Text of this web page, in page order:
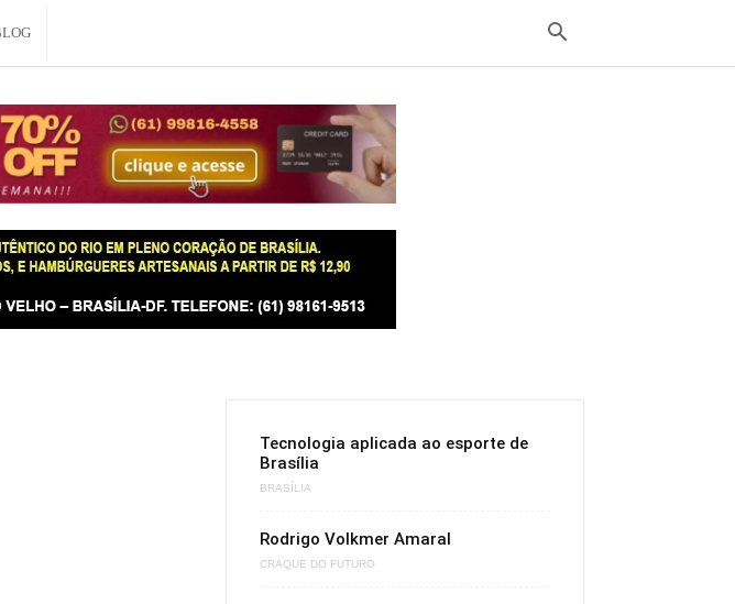
Tecnologia aplicada ao esporte de
Brasília
BRASÍLIA
Rodrigo Volkmer Amaral
CRAQUE DO FUTURO